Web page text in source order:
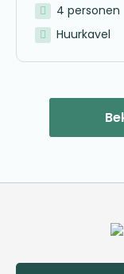
4 personen
Huurkavel